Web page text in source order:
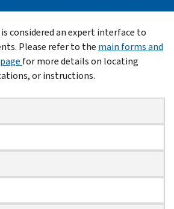
considered an expert interface to
Please refer to the main forms and
for more details on locating
or instructions.